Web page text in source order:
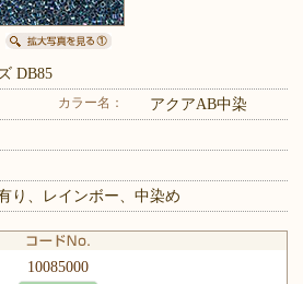
DB85
カラー名： アクアAB中染
り、レインボー、中染め
10085000